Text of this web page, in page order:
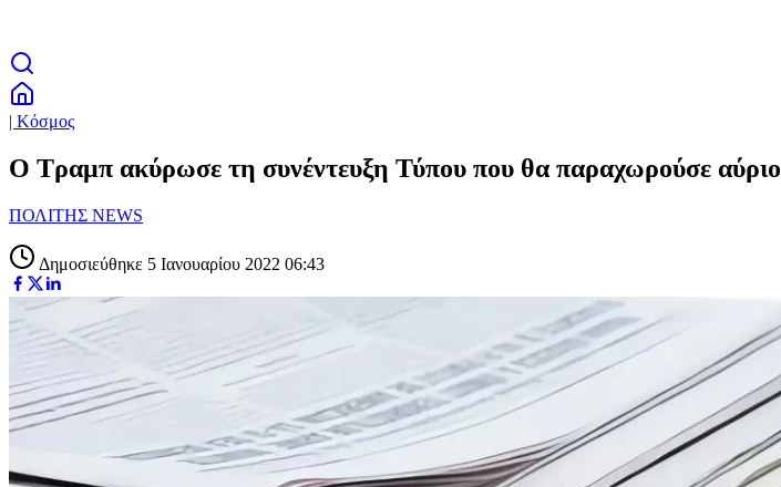
| Κόσμος
Ο Τραμπ ακύρωσε τη συνέντευξη Τύπου που θα παραχωρούσε αύριο
ΠΟΛΙΤΗΣ NEWS
Δημοσιεύθηκε 5 Ιανουαρίου 2022 06:43